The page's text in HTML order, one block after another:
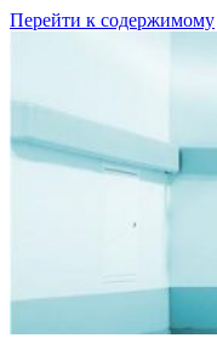
Перейти к содержимому